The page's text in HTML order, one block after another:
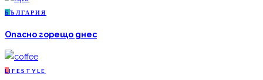
Б ЪЛГАРИЯ
Опасно горещо днес
L IFESTYLE